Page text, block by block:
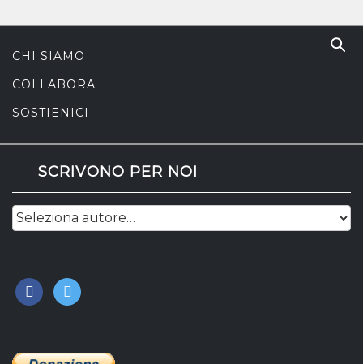
CHI SIAMO
COLLABORA
SOSTIENICI
SCRIVONO PER NOI
facebook
twitter